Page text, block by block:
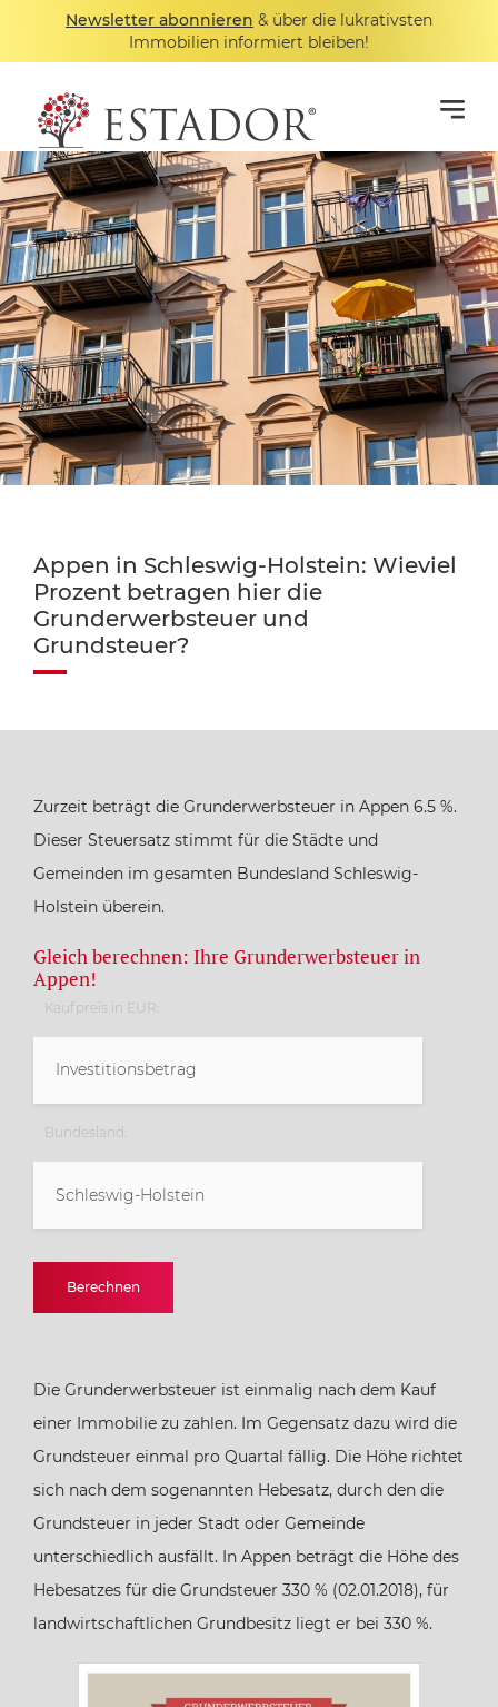
Newsletter abonnieren & über die lukrativsten
Immobilien informiert bleiben!
Appen in Schleswig-Holstein: Wieviel
Prozent betragen hier die
Grunderwerbsteuer und
Grundsteuer?
Zurzeit beträgt die Grunderwerbsteuer in Appen 6.5 %.
Dieser Steuersatz stimmt für die Städte und
Gemeinden im gesamten Bundesland Schleswig-
Holstein überein.
Gleich berechnen: Ihre Grunderwerbsteuer in
Appen!
Kaufpreis in EUR:
Bundesland:
Schleswig-Holstein
Baden-Württemberg
Berlin
Brandenburg
Bremen
Hamburg
Hessen
Berechnen
Die Grunderwerbsteuer ist einmalig nach dem Kauf
einer Immobilie zu zahlen. Im Gegensatz dazu wird die
Grundsteuer einmal pro Quartal fällig. Die Höhe richtet
sich nach dem sogenannten Hebesatz, durch den die
Grundsteuer in jeder Stadt oder Gemeinde
unterschiedlich ausfällt. In Appen beträgt die Höhe des
Hebesatzes für die Grundsteuer 330 % (02.01.2018), für
landwirtschaftlichen Grundbesitz liegt er bei 330 %.